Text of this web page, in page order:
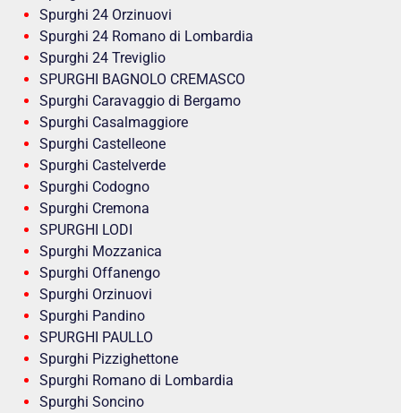
Spurghi 24 Orzinuovi
Spurghi 24 Romano di Lombardia
Spurghi 24 Treviglio
SPURGHI BAGNOLO CREMASCO
Spurghi Caravaggio di Bergamo
Spurghi Casalmaggiore
Spurghi Castelleone
Spurghi Castelverde
Spurghi Codogno
Spurghi Cremona
SPURGHI LODI
Spurghi Mozzanica
Spurghi Offanengo
Spurghi Orzinuovi
Spurghi Pandino
SPURGHI PAULLO
Spurghi Pizzighettone
Spurghi Romano di Lombardia
Spurghi Soncino